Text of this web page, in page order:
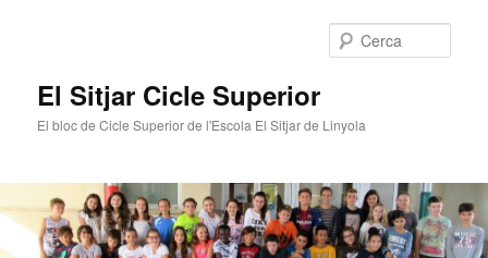
El Sitjar Cicle Superior
El bloc de Cicle Superior de l'Escola El Sitjar de Linyola